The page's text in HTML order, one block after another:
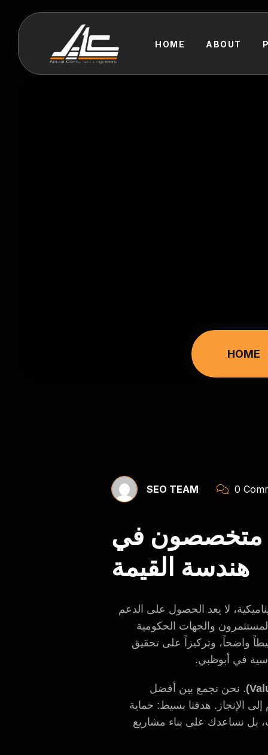
HOME ABOUT
HOME
SEO TEAM 0
متخصصون في
هندسة القيمة
لا يعد الحصول على الدعم
والجهات الحكومية
واضحاً، وتركيزاً على تحقيق
في أبوظبي.
. نحن نجمع بين أفضل
الإنجاز. هدفنا بسيط: حماية
بل نساعدك على بناء مشاريع